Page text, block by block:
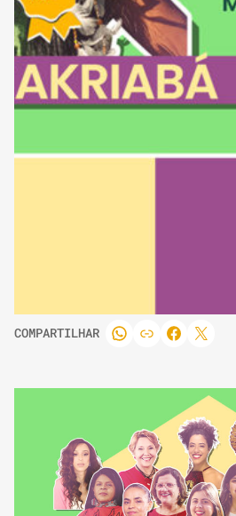
COMPARTILHAR